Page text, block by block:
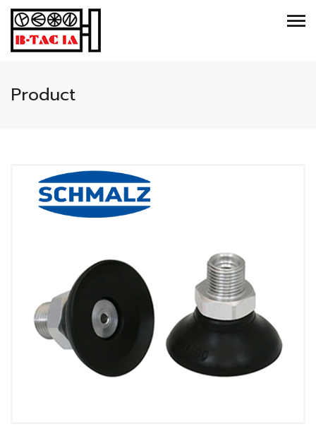
Product